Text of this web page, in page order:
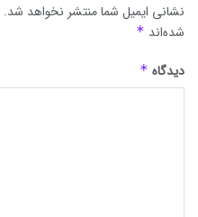
نشانی ایمیل شما منتشر نخواهد شد.
شده‌اند *
دیدگاه *